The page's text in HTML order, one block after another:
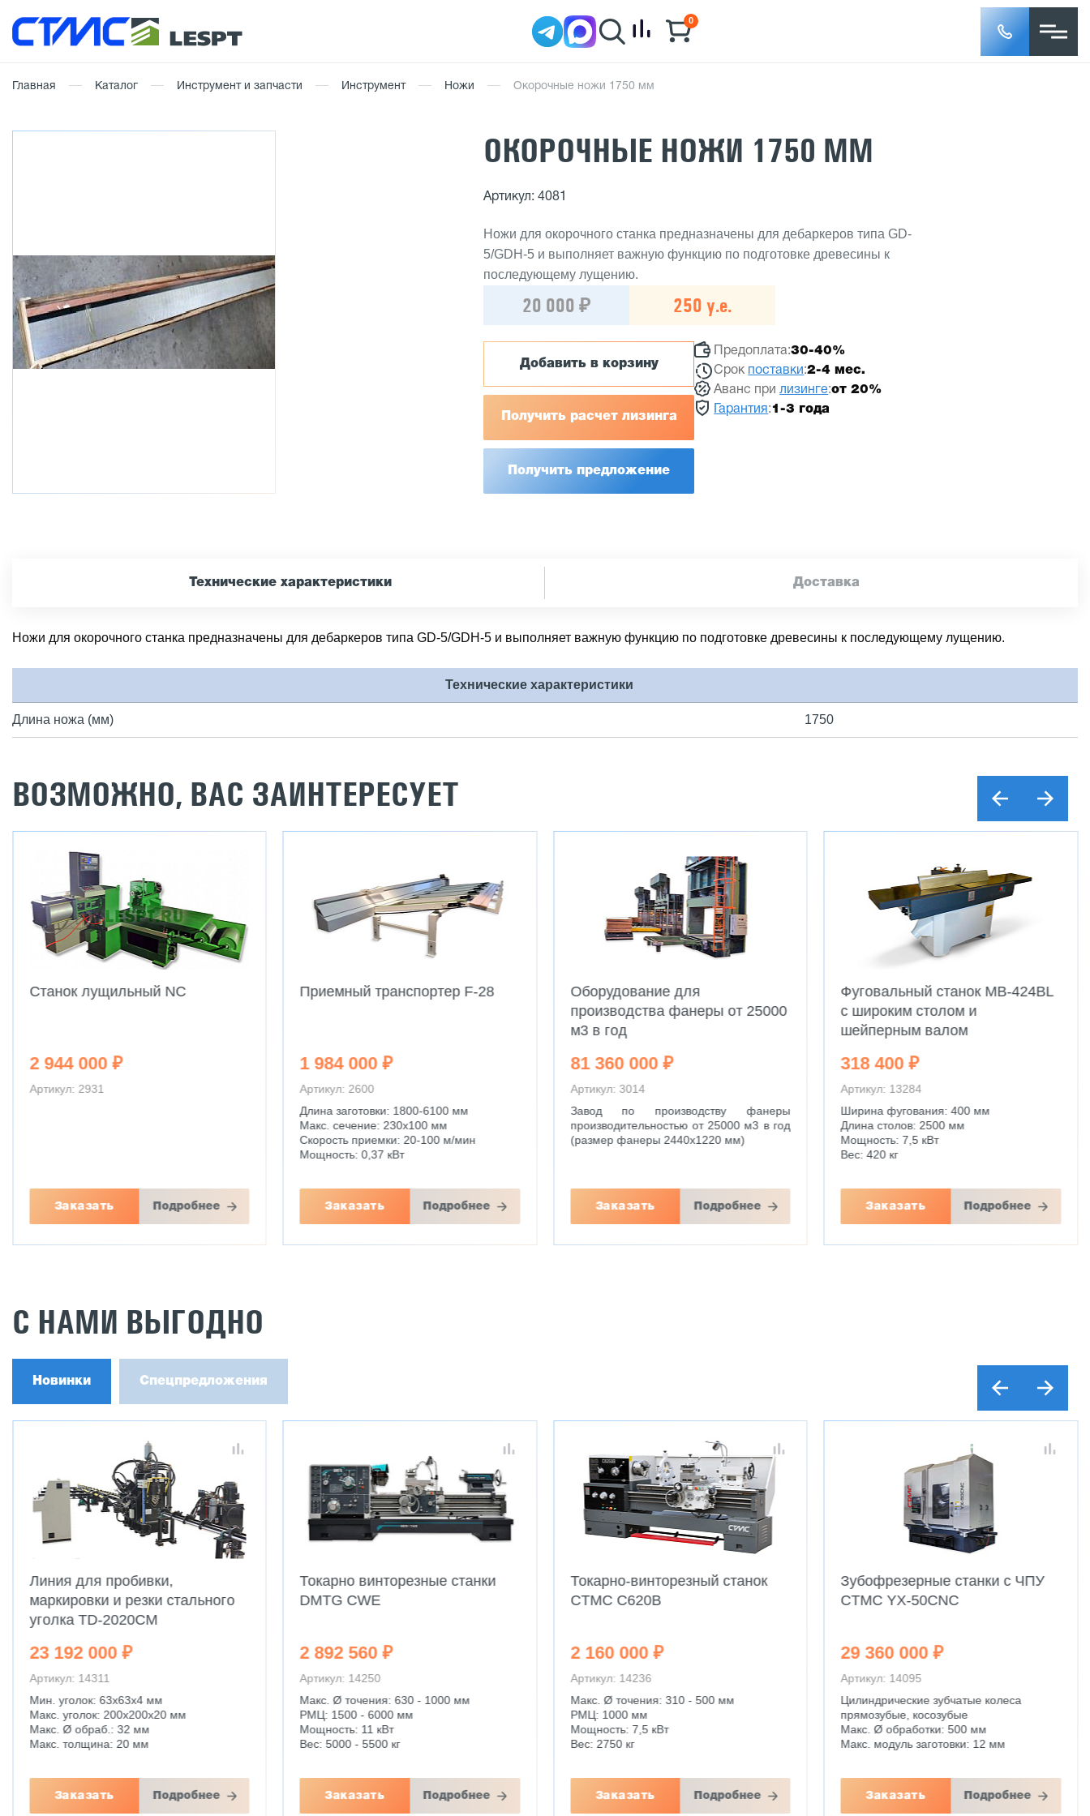
0
Главная Каталог Инструмент и запчасти Инструмент Ножи Окорочные ножи 1750 мм
ОКОРОЧНЫЕ НОЖИ 1750 ММ
Артикул: 4081
Ножи для окорочного станка предназначены для дебаркеров типа GD-
5/GDH-5 и выполняет важную функцию по подготовке древесины к
последующему лущению.
20 000 ₽ 250 у.е.
Добавить в корзину
Получить расчет лизинга
Получить предложение
Предоплата:30-40%
Срок поставки :2-4 мес.
Аванс прилизинге:от 20%
Гарантия :1-3 года
Технические характеристики Доставка
Ножи для окорочного станка предназначены для дебаркеров типа GD-5/GDH-5 и выполняет важную функцию по подготовке древесины к последующему лущению.
Технические характеристики
Длина ножа (мм) 1750
ВОЗМОЖНО, ВАС ЗАИНТЕРЕСУЕТ
Станок лущильный NC
2 944 000 ₽
Артикул: 2931
Заказать Подробнее
Приемный транспортер F-28
1 984 000 ₽
Артикул: 2600
Длина заготовки: 1800-6100 мм
Макс. сечение: 230х100 мм
Скорость приемки: 20-100 м/мин
Мощность: 0,37 кВт
Заказать Подробнее
Оборудование для
производства фанеры от 25000
м3 в год
81 360 000 ₽
Артикул: 3014
Завод по производству фанеры
производительностью от 25000 м3 в год
(размер фанеры 2440х1220 мм)
Заказать Подробнее
Фуговальный станок MB-424BL
с широким столом и
шейперным валом
318 400 ₽
Артикул: 13284
Ширина фугования: 400 мм
Длина столов: 2500 мм
Мощность: 7,5 кВт
Вес: 420 кг
Заказать Подробнее
С НАМИ ВЫГОДНО
Новинки Спецпредложения
Линия для пробивки,
маркировки и резки стального
уголка TD-2020CM
23 192 000 ₽
Артикул: 14311
Мин. уголок: 63x63x4 мм
Макс. уголок: 200x200x20 мм
Макс. Ø обраб.: 32 мм
Макс. толщина: 20 мм
Заказать Подробнее
Токарно винторезные станки
DMTG CWE
2 892 560 ₽
Артикул: 14250
Макс. Ø точения: 630 - 1000 мм
РМЦ: 1500 - 6000 мм
Мощность: 11 кВт
Вес: 5000 - 5500 кг
Заказать Подробнее
Токарно-винторезный станок
CTMC C620B
2 160 000 ₽
Артикул: 14236
Макс. Ø точения: 310 - 500 мм
РМЦ: 1000 мм
Мощность: 7,5 кВт
Вес: 2750 кг
Заказать Подробнее
Зубофрезерные станки с ЧПУ
CTMC YX-50CNC
29 360 000 ₽
Артикул: 14095
Цилиндрические зубчатые колеса
прямозубые, косозубые
Макс. Ø обработки: 500 мм
Макс. модуль заготовки: 12 мм
Заказать Подробнее